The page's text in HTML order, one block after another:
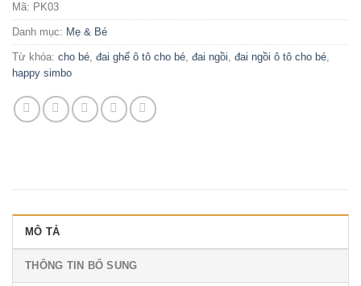
Mã: PK03
Danh mục: Mẹ & Bé
Từ khóa: cho bé, đai ghế ô tô cho bé, đai ngồi, đai ngồi ô tô cho bé,
happy simbo
MÔ TẢ
THÔNG TIN BỔ SUNG